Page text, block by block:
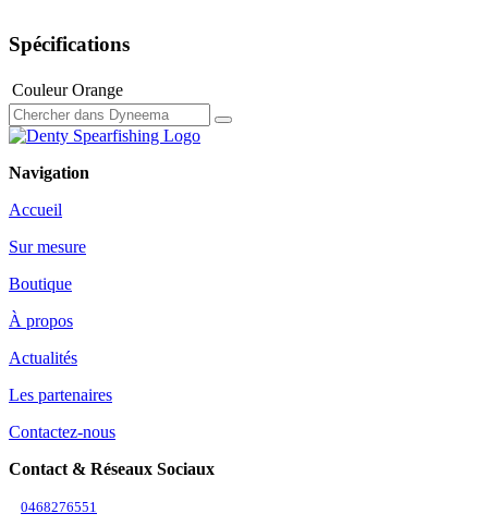
Spécifications
Couleur Orange
Navigation
Accueil
Sur mesure
Boutique
À propos
Actualités
Les partenaires
Contactez-nous
Contact & Réseaux Sociaux
0468276551